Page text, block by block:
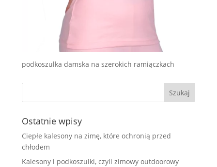
podkoszulka damska na szerokich ramiączkach
Ostatnie wpisy
Ciepłe kalesony na zimę, które ochronią przed
chłodem
Kalesony i podkoszulki, czyli zimowy outdoorowy